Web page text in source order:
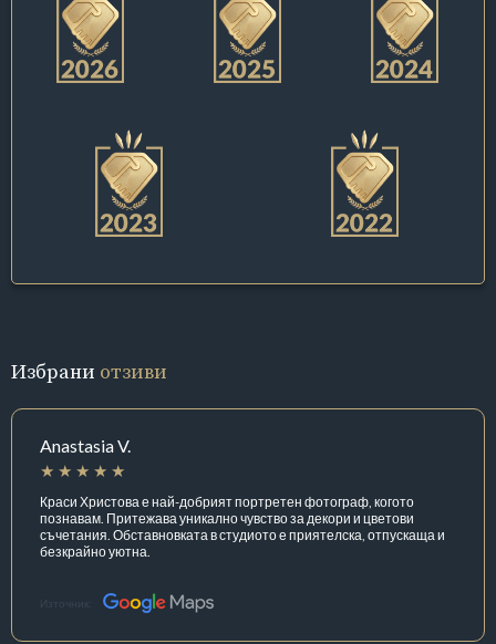
Избрани отзиви
Anastasia V.
Краси Христова е най-добрият портретен фотограф, когото
познавам. Притежава уникално чувство за декори и цветови
съчетания. Обставновката в студиото е приятелска, отпускаща и
безкрайно уютна.
Източник: